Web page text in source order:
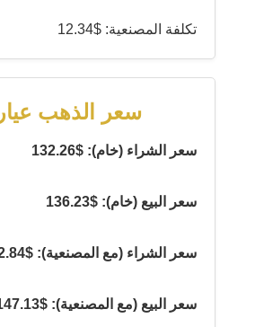
تكلفة المصنعية: $12.34
سعر الذهب عيار 18
سعر الشراء (خام): $132.26
سعر البيع (خام): $136.23
سعر الشراء (مع المصنعية): $142.84
سعر البيع (مع المصنعية): $147.13